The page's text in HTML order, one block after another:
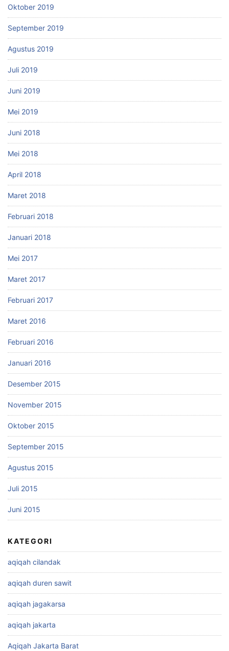
Oktober 2019
September 2019
Agustus 2019
Juli 2019
Juni 2019
Mei 2019
Juni 2018
Mei 2018
April 2018
Maret 2018
Februari 2018
Januari 2018
Mei 2017
Maret 2017
Februari 2017
Maret 2016
Februari 2016
Januari 2016
Desember 2015
November 2015
Oktober 2015
September 2015
Agustus 2015
Juli 2015
Juni 2015
KATEGORI
aqiqah cilandak
aqiqah duren sawit
aqiqah jagakarsa
aqiqah jakarta
Aqiqah Jakarta Barat